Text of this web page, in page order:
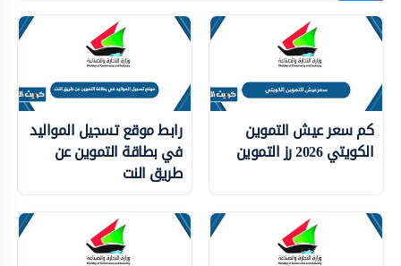
كم سعر عيش التموين
الكويتي 2026 رز التموين
رابط موقع تسجيل المواليد
في بطاقة التموين عن
طريق النت